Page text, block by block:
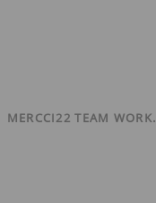
MERCCI22 TEAM WORK.